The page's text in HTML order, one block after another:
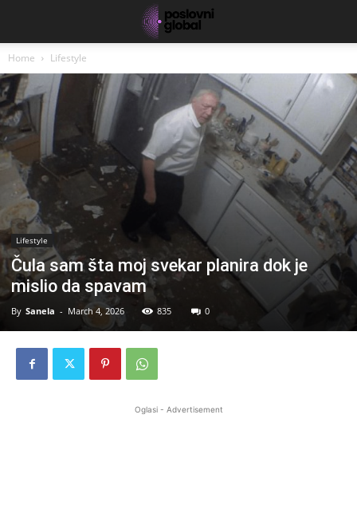
Home Lifestyle
Lifestyle
Čula sam šta moj svekar planira dok je
mislio da spavam
By Sanela - March 4, 2026 835 0
Oglasi - Advertisement